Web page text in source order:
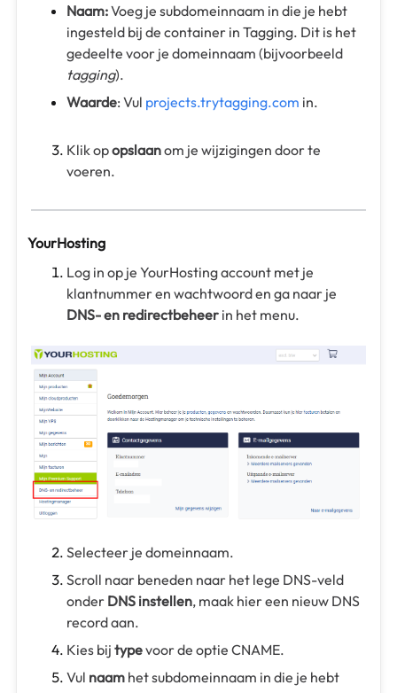
Naam:Voeg je subdomeinnaam in die je hebt
ingesteld bij de container in Tagging. Dit is het
gedeelte voor je domeinnaam (bijvoorbeeld
tagging).
Waarde: Vul projects.trytagging.com in.
Klik opopslaanom je wijzigingen door te
voeren.
YourHosting
Log in op je YourHosting account met je
klantnummer en wachtwoord en ga naar je
DNS- en redirectbeheer in het menu.
Selecteer je domeinnaam.
Scroll naar beneden naar het lege DNS-veld
onder DNS instellen, maak hier een nieuw DNS
record aan.
Kies bij typevoor de optie CNAME.
Vul naam het subdomeinnaam in die je hebt